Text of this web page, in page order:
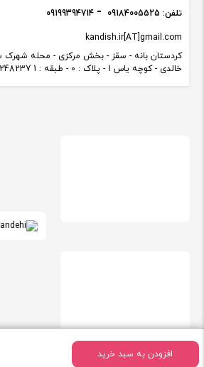
افزودن به سبد خرید
کردستان بانه - سقز - بخش مرکزی - محله شهرک
خالدی - کوچه یاس 1 - پلاک : 0 - طبقه : 1 08736248237 - 08736227961
kandish.ir[AT]gmail.com
تلفن: 09184005525
09199394714